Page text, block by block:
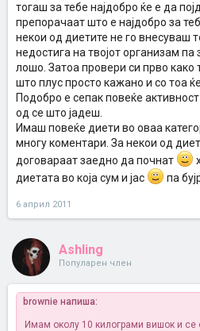
тогаш за тебе најдобро ќе е да
препорачаат што е најдобро за
некои од диетите не го внесуваш
недостига на твојот организам па
лошо. Затоа провери си прво како
што плус просто кажано и со тоа
Подобро е сепак повеќе
од се што јадеш.
Имаш повеќе диети во оваа
многу коментари. За некои од
договараат заедно да почнат
диетата во која сум и јас
па
6 април 2011
Ashling
Популарен член
brownie напиша:
Имам околу 10 килограми вишок и се